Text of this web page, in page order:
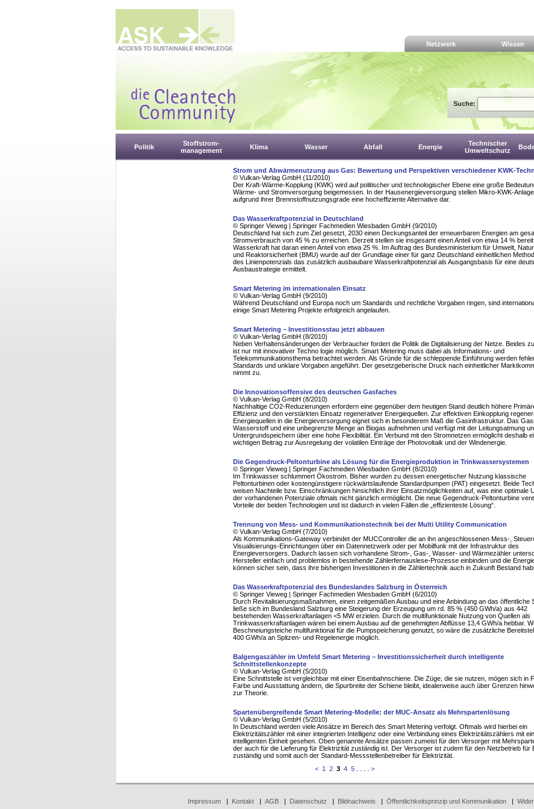
Netzwerk Wissen
Suche:
Politik
Stoffstrom-
management
Klima Wasser Abfall Energie
Technischer
Umweltschutz
Strom und Abwärmenutzung aus Gas: Bewertung und Perspektiven verschiedener KWK-
© Vulkan-Verlag GmbH (11/2010)
Der Kraft-Wärme-Kopplung (KWK) wird auf politischer und technologischer Ebene eine große
Wärme- und Stromversorgung beigemessen. In der Hausenergieversorgung stellen Mikro-KWK-
aufgrund ihrer Brennstoffnutzungsgrade eine hocheffiziente Alternative dar.
Das Wasserkraftpotenzial in Deutschland
© Springer Vieweg | Springer Fachmedien Wiesbaden GmbH (9/2010)
Deutschland hat sich zum Ziel gesetzt, 2030 einen Deckungsanteil der erneuerbaren Energien am
Stromverbrauch von 45 % zu erreichen. Derzeit stellen sie insgesamt einen Anteil von etwa 14 %
Wasserkraft hat daran einen Anteil von etwa 25 %. Im Auftrag des Bundesministerium für Umwelt,
und Reaktorsicherheit (BMU) wurde auf der Grundlage einer für ganz Deutschland einheitlichen
des Linienpotenzials das zusätzlich ausbaubare Wasserkraftpotenzial als Ausgangsbasis für eine
Ausbaustrategie ermittelt.
Smart Metering im internationalen Einsatz
© Vulkan-Verlag GmbH (9/2010)
Während Deutschland und Europa noch um Standards und rechtliche Vorgaben ringen, sind
einige Smart Metering Projekte erfolgreich angelaufen.
Smart Metering – Investitionsstau jetzt abbauen
© Vulkan-Verlag GmbH (8/2010)
Neben Verhaltensänderungen der Verbraucher fordert die Politik die Digitalisierung der Netze. Beides
ist nur mit innovativer Techno logie möglich. Smart Metering muss dabei als Informations- und
Telekommunikationsthema betrachtet werden. Als Gründe für die schleppende Einführung werden
Standards und unklare Vorgaben angeführt. Der gesetzgeberische Druck nach einheitlicher
nimmt zu.
Die Innovationsoffensive des deutschen Gasfaches
© Vulkan-Verlag GmbH (8/2010)
Nachhaltige CO2-Reduzierungen erfordern eine gegenüber dem heutigen Stand deutlich höhere
Effizienz und den verstärkten Einsatz regenerativer Energiequellen. Zur effektiven Einkopplung
Energiequellen in die Energieversorgung eignet sich in besonderem Maß die Gasinfrastruktur. Das
Wasserstoff und eine unbegrenzte Menge an Biogas aufnehmen und verfügt mit der Leitungsatmung
Untergrundspeichern über eine hohe Flexibilität. Ein Verbund mit den Stromnetzen ermöglicht deshalb
wichtigen Beitrag zur Ausregelung der volatilen Einträge der Photovoltaik und der Windenergie.
Die Gegendruck-Peltonturbine als Lösung für die Energieproduktion in Trinkwassersystemen
© Springer Vieweg | Springer Fachmedien Wiesbaden GmbH (8/2010)
Im Trinkwasser schlummert Ökostrom. Bisher wurden zu dessen energetischer Nutzung klassische
Peltonturbinen oder kostengünstigere rückwärtslaufende Standardpumpen (PAT) eingesetzt. Beide
weisen Nachteile bzw. Einschränkungen hinsichtlich ihrer Einsatzmöglichkeiten auf, was eine optimale
der vorhandenen Potenziale oftmals nicht gänzlich ermöglicht. Die neue Gegendruck-Peltonturbine
Vorteile der beiden Technologien und ist dadurch in vielen Fällen die „effizienteste Lösung“.
Trennung von Mess- und Kommunikationstechnik bei der Multi Utility Communication
© Vulkan-Verlag GmbH (7/2010)
Als Kommunikations-Gateway verbindet der MUCController die an ihn angeschlossenen Mess-,
Visualisierungs-Einrichtungen über ein Datennetzwerk oder per Mobilfunk mit der Infrastruktur des
Energieversorgers. Dadurch lassen sich vorhandene Strom-, Gas-, Wasser- und Wärmezähler
Hersteller einfach und problemlos in bestehende Zählerfernauslese-Prozesse einbinden und die
können sicher sein, dass ihre bisherigen Investitionen in die Zählertechnik auch in Zukunft Bestand
Das Wasserkraftpotenzial des Bundeslandes Salzburg in Österreich
© Springer Vieweg | Springer Fachmedien Wiesbaden GmbH (6/2010)
Durch Revitalisierungsmaßnahmen, einen zeitgemäßen Ausbau und eine Anbindung an das öffentliche
ließe sich im Bundesland Salzburg eine Steigerung der Erzeugung um rd. 85 % (450 GWh/a) aus 442
bestehenden Wasserkraftanlagen <5 MW erzielen. Durch die multifunktionale Nutzung von Quellen als
Trinkwasserkraftanlagen wären bei einem Ausbau auf die genehmigten Abflüsse 13,4 GWh/a hebbar.
Beschneiungsteiche multifunktional für die Pumpspeicherung genutzt, so wäre die zusätzliche
400 GWh/a an Spitzen- und Regelenergie möglich.
Balgengaszähler im Umfeld Smart Metering – Investitionssicherheit durch intelligente
Schnittstellenkonzepte
© Vulkan-Verlag GmbH (5/2010)
Eine Schnittstelle ist vergleichbar mit einer Eisenbahnschiene. Die Züge, die sie nutzen, mögen sich in
Farbe und Ausstattung ändern, die Spurbreite der Schiene bleibt, idealerweise auch über Grenzen
zur Theorie.
Spartenübergreifende Smart Metering-Modelle: der MUC-Ansatz als Mehrspartenlösung
© Vulkan-Verlag GmbH (5/2010)
In Deutschland werden viele Ansätze im Bereich des Smart Metering verfolgt. Oftmals wird hierbei ein
Elektrizitätszähler mit einer integrierten Intelligenz oder eine Verbindung eines Elektrizitätszählers mit
intelligenten Einheit gesehen. Oben genannte Ansätze passen zumeist für den Versorger mit
der auch für die Lieferung für Elektrizität zuständig ist. Der Versorger ist zudem für den Netzbetrieb für
zuständig und somit auch der Standard-Messstellenbetreiber für Elektrizität.
<
1 2 3 4 5. . . . >
Impressum| Kontakt| AGB| Datenschutz | Bildnachweis | Öffentlichkeitsprinzip und Kommunikation|